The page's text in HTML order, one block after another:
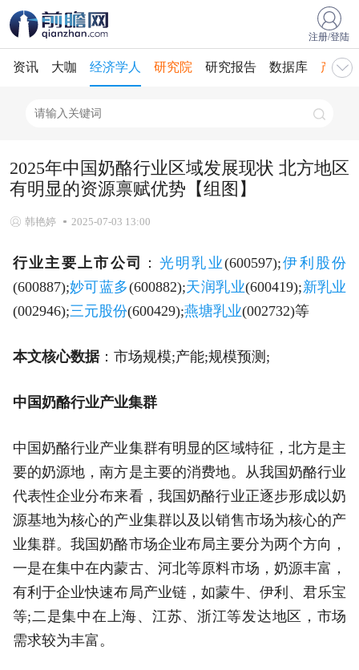
注册/登陆
资讯 大咖 经济学人 研究院 研究报告 数据库 产业
2025年中国奶酪行业区域发展现状 北方地区
有明显的资源禀赋优势【组图】
韩艳婷 2025-07-03 13:00
行业主要上市公司 ： 光明乳业(600597);伊利股份
(600887);妙可蓝多(600882);天润乳业(600419);新乳业
(002946);三元股份(600429);燕塘乳业(002732)等
本文核心数据：市场规模;产能;规模预测;
中国奶酪行业产业集群
中国奶酪行业产业集群有明显的区域特征，北方是主
要的奶源地，南方是主要的消费地。从我国奶酪行业
代表性企业分布来看，我国奶酪行业正逐步形成以奶
源基地为核心的产业集群以及以销售市场为核心的产
业集群。我国奶酪市场企业布局主要分为两个方向，
一是在集中在内蒙古、河北等原料市场，奶源丰富，
有利于企业快速布局产业链，如蒙牛、伊利、君乐宝
等;二是集中在上海、江苏、浙江等发达地区，市场
需求较为丰富。